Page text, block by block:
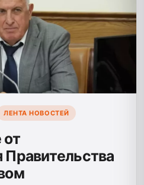
ЛЕНТА НОВОСТЕЙ
от